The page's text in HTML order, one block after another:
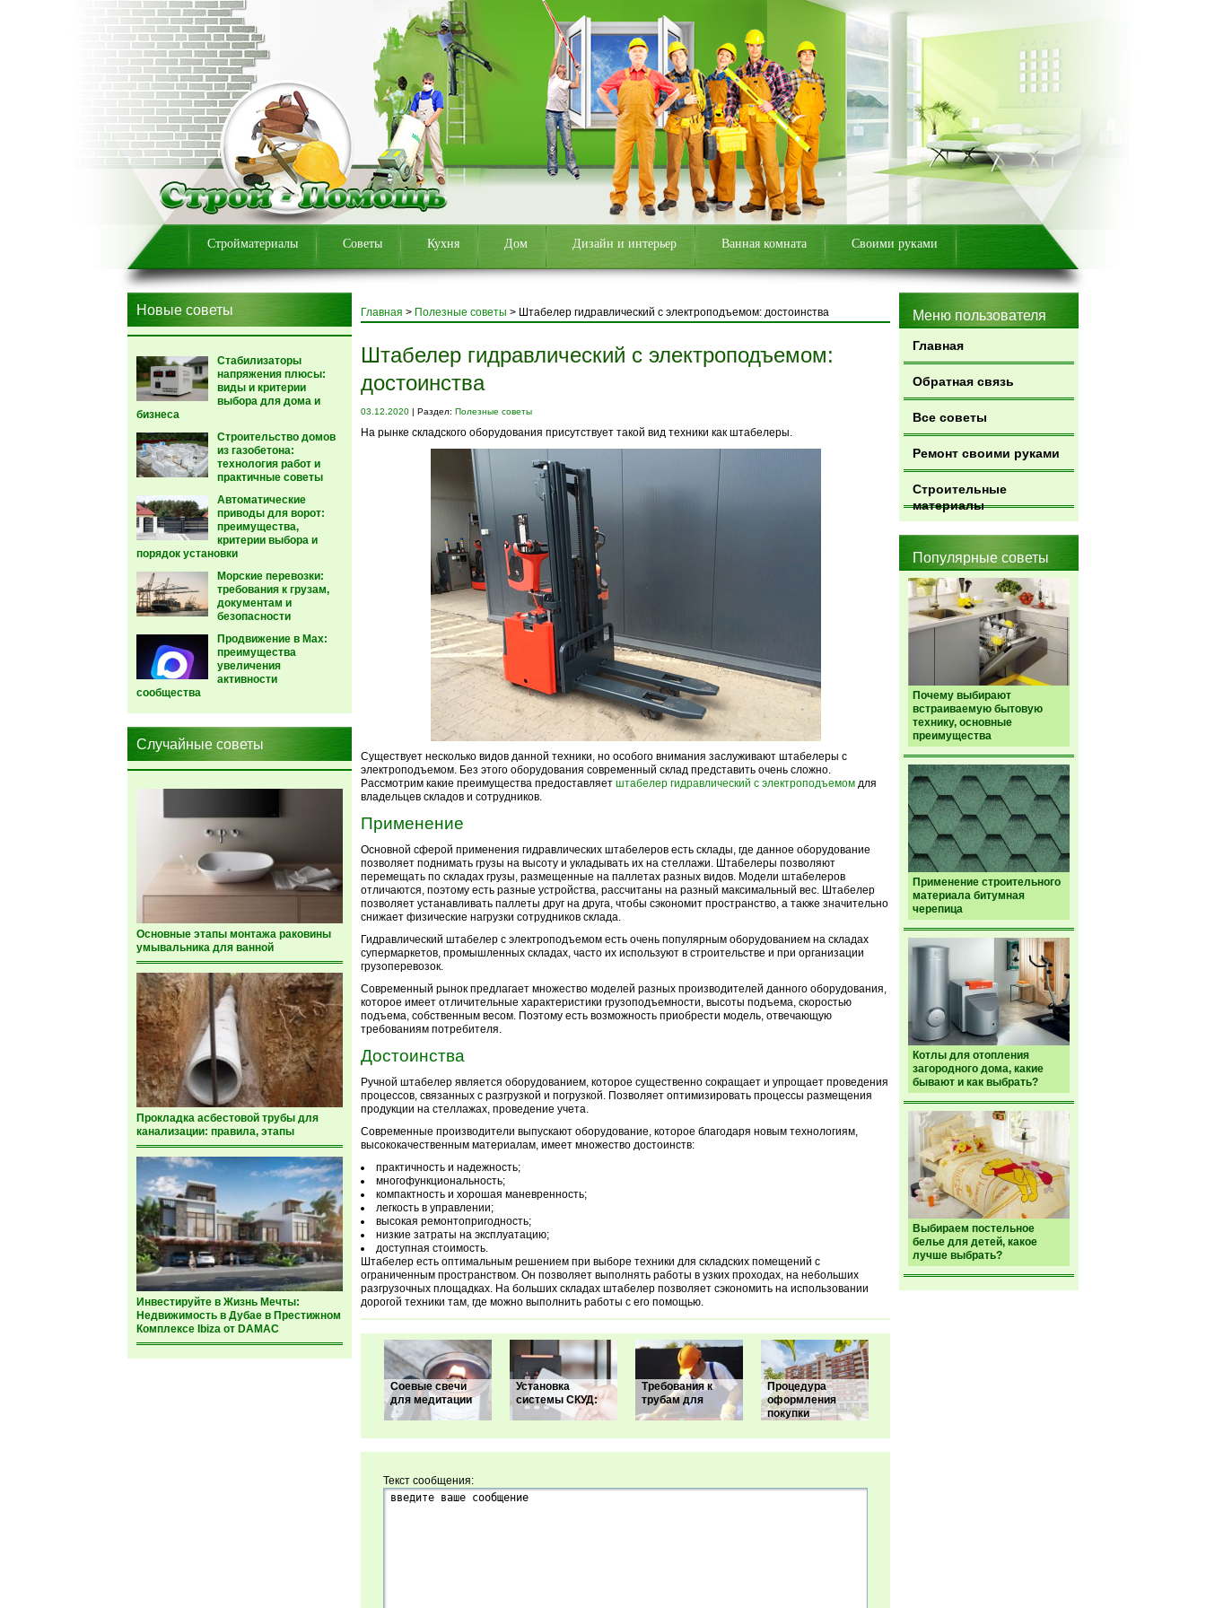
Стройматериалы Советы Кухня Дом Дизайн и интерьер Ванная комната Своими руками
Новые советы
Стабилизаторы
напряжения плюсы:
виды и критерии
выбора для дома и
бизнеса
Строительство домов
из газобетона:
технология работ и
практичные советы
Автоматические
приводы для ворот:
преимущества,
критерии выбора и
порядок установки
Морские перевозки:
требования к грузам,
документам и
безопасности
Продвижение в Max:
преимущества
увеличения
активности
сообщества
Случайные советы
Основные этапы монтажа раковины
умывальника для ванной
Прокладка асбестовой трубы для
канализации: правила, этапы
Инвестируйте в Жизнь Мечты:
Недвижимость в Дубае в Престижном
Комплексе Ibiza от DAMAC
Меню пользователя
Главная
Обратная связь
Все советы
Ремонт своими руками
Строительные
материалы
Популярные советы
Почему выбирают
встраиваемую бытовую
технику, основные
преимущества
Применение строительного
материала битумная
черепица
Котлы для отопления
загородного дома, какие
бывают и как выбрать?
Выбираем постельное
белье для детей, какое
лучше выбрать?
Главная > Полезные советы > Штабелер гидравлический с электроподъемом: достоинства
Штабелер гидравлический с электроподъемом:
достоинства
03.12.2020 | Раздел: Полезные советы
На рынке складского оборудования присутствует такой вид техники как штабелеры.
Существует несколько видов данной техники, но особого внимания заслуживают штабелеры с
электроподъемом. Без этого оборудования современный склад представить очень сложно.
Рассмотрим какие преимущества предоставляет штабелер гидравлический с электроподъемом для
владельцев складов и сотрудников.
Применение
Основной сферой применения гидравлических штабелеров есть склады, где данное оборудование
позволяет поднимать грузы на высоту и укладывать их на стеллажи. Штабелеры позволяют
перемещать по складах грузы, размещенные на паллетах разных видов. Модели штабелеров
отличаются, поэтому есть разные устройства, рассчитаны на разный максимальный вес. Штабелер
позволяет устанавливать паллеты друг на друга, чтобы сэкономит пространство, а также значительно
снижает физические нагрузки сотрудников склада.
Гидравлический штабелер с электроподъемом есть очень популярным оборудованием на складах
супермаркетов, промышленных складах, часто их используют в строительстве и при организации
грузоперевозок.
Современный рынок предлагает множество моделей разных производителей данного оборудования,
которое имеет отличительные характеристики грузоподъемности, высоты подъема, скоростью
подъема, собственным весом. Поэтому есть возможность приобрести модель, отвечающую
требованиям потребителя.
Достоинства
Ручной штабелер является оборудованием, которое существенно сокращает и упрощает проведения
процессов, связанных с разгрузкой и погрузкой. Позволяет оптимизировать процессы размещения
продукции на стеллажах, проведение учета.
Современные производители выпускают оборудование, которое благодаря новым технологиям,
высококачественным материалам, имеет множество достоинств:
практичность и надежность;
многофункциональность;
компактность и хорошая маневренность;
легкость в управлении;
высокая ремонтопригодность;
низкие затраты на эксплуатацию;
доступная стоимость.
Штабелер есть оптимальным решением при выборе техники для складских помещений с
ограниченным пространством. Он позволяет выполнять работы в узких проходах, на небольших
разгрузочных площадках. На больших складах штабелер позволяет сэкономить на использовании
дорогой техники там, где можно выполнить работы с его помощью.
Соевые свечи
для медитации
Установка
системы СКУД:
Требования к
трубам для
Процедура
оформления
покупки
Текст сообщения: